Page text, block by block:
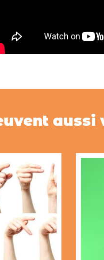
aussi